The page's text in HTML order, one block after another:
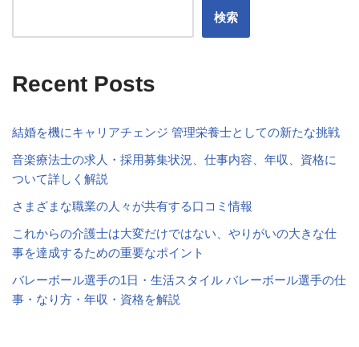
検索
Recent Posts
結婚を機にキャリアチェンジ 管理栄養士としての新たな挑戦
音楽療法士の求人・採用募集状況、仕事内容、年収、資格に
ついて詳しく解説
さまざまな職業の人々が共有する口コミ情報
これからの介護士は大変だけではない、やりがいの大きな仕
事を達成するための重要なポイント
バレーボール選手の1日・生活スタイル バレーボール選手の仕
事・なり方・年収・資格を解説